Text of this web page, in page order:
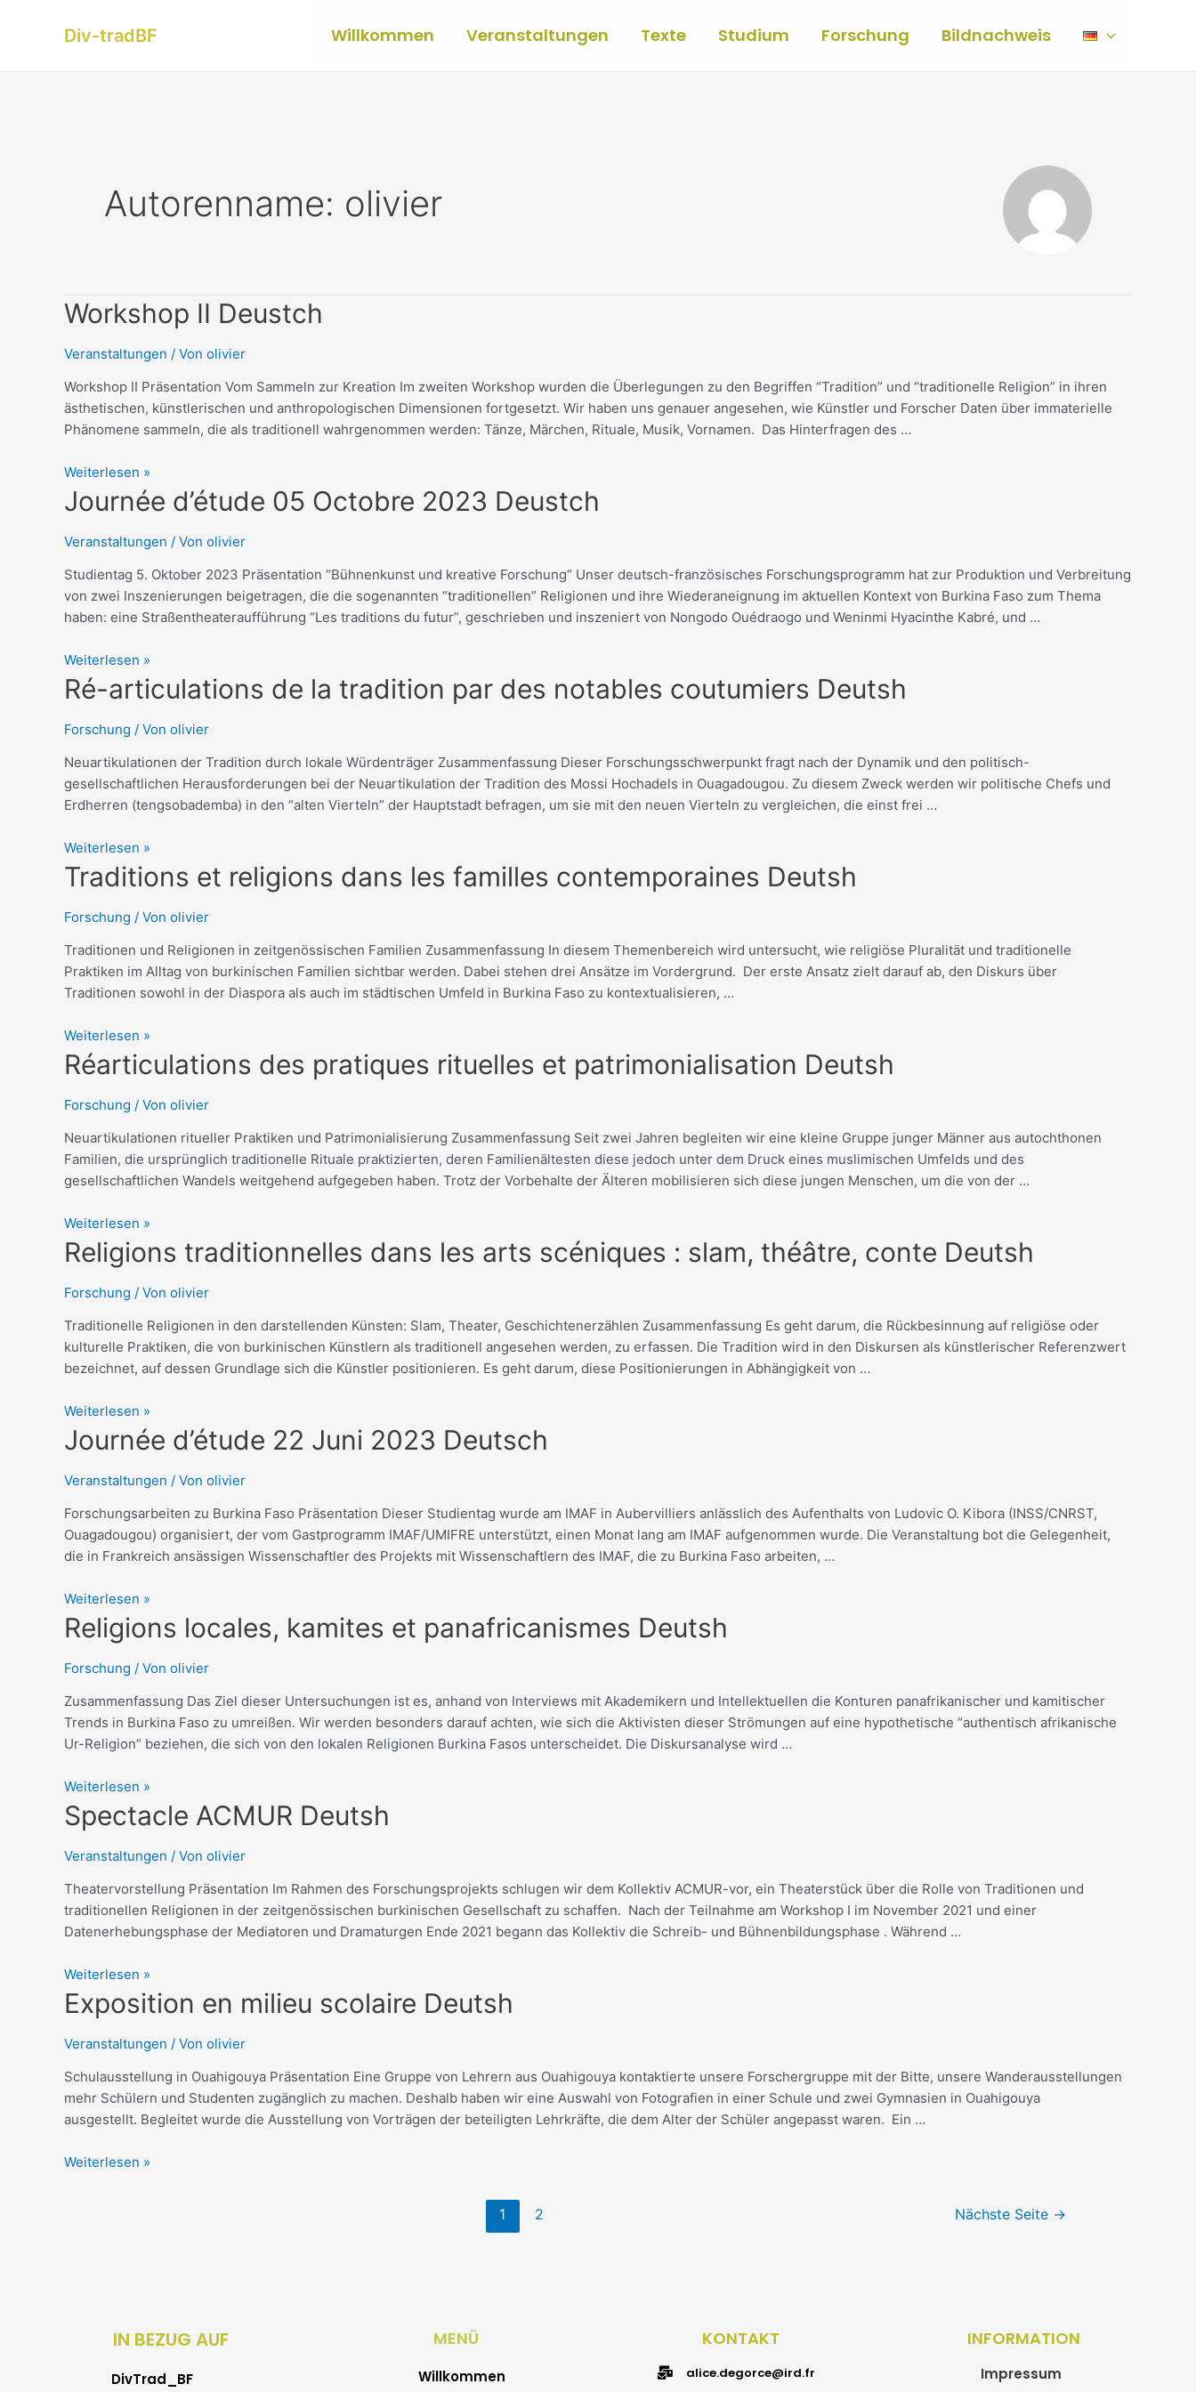
Div-tradBF Willkommen Veranstaltungen Texte Studium Forschung Bildnachweis
Autorenname: olivier
Workshop II Deustch
Veranstaltungen / Von olivier
Workshop II Präsentation Vom Sammeln zur Kreation Im zweiten Workshop wurden die Überlegungen zu den Begriffen “Tradition” und “traditionelle Religion” in ihren
ästhetischen, künstlerischen und anthropologischen Dimensionen fortgesetzt. Wir haben uns genauer angesehen, wie Künstler und Forscher Daten über immaterielle
Phänomene sammeln, die als traditionell wahrgenommen werden: Tänze, Märchen, Rituale, Musik, Vornamen. Das Hinterfragen des …
Workshop
II
Deustch
Weiterlesen »
Journée d’étude 05 Octobre 2023 Deustch
Veranstaltungen / Von olivier
Studientag 5. Oktober 2023 Präsentation “Bühnenkunst und kreative Forschung“ Unser deutsch-französisches Forschungsprogramm hat zur Produktion und Verbreitung
von zwei Inszenierungen beigetragen, die die sogenannten “traditionellen” Religionen und ihre Wiederaneignung im aktuellen Kontext von Burkina Faso zum Thema
haben: eine Straßentheateraufführung “Les traditions du futur”, geschrieben und inszeniert von Nongodo Ouédraogo und Weninmi Hyacinthe Kabré, und …
Journée
d’étude
05
2023
Deustch
Weiterlesen »
Ré-articulations de la tradition par des notables coutumiers Deutsh
Forschung / Von olivier
Neuartikulationen der Tradition durch lokale Würdenträger Zusammenfassung Dieser Forschungsschwerpunkt fragt nach der Dynamik und den politisch-
gesellschaftlichen Herausforderungen bei der Neuartikulation der Tradition des Mossi Hochadels in Ouagadougou. Zu diesem Zweck werden wir politische Chefs und
Erdherren (tengsobademba) in den “alten Vierteln” der Hauptstadt befragen, um sie mit den neuen Vierteln zu vergleichen, die einst frei …
Ré-
articulations
de
tradition
par
des
coutumiers
Deutsh
Weiterlesen »
Traditions et religions dans les familles contemporaines Deutsh
Forschung / Von olivier
Traditionen und Religionen in zeitgenössischen Familien Zusammenfassung In diesem Themenbereich wird untersucht, wie religiöse Pluralität und traditionelle
Praktiken im Alltag von burkinischen Familien sichtbar werden. Dabei stehen drei Ansätze im Vordergrund. Der erste Ansatz zielt darauf ab, den Diskurs über
Traditionen sowohl in der Diaspora als auch im städtischen Umfeld in Burkina Faso zu kontextualisieren, …
Traditions
et
religions
les
familles
contemporaines
Weiterlesen »
Réarticulations des pratiques rituelles et patrimonialisation Deutsh
Forschung / Von olivier
Neuartikulationen ritueller Praktiken und Patrimonialisierung Zusammenfassung Seit zwei Jahren begleiten wir eine kleine Gruppe junger Männer aus autochthonen
Familien, die ursprünglich traditionelle Rituale praktizierten, deren Familienältesten diese jedoch unter dem Druck eines muslimischen Umfelds und des
gesellschaftlichen Wandels weitgehend aufgegeben haben. Trotz der Vorbehalte der Älteren mobilisieren sich diese jungen Menschen, um die von der …
Réarticulations
des
pratiques
et
patrimonialisation
Deutsh
Weiterlesen »
Religions traditionnelles dans les arts scéniques : slam, théâtre, conte Deutsh
Forschung / Von olivier
Traditionelle Religionen in den darstellenden Künsten: Slam, Theater, Geschichtenerzählen Zusammenfassung Es geht darum, die Rückbesinnung auf religiöse oder
kulturelle Praktiken, die von burkinischen Künstlern als traditionell angesehen werden, zu erfassen. Die Tradition wird in den Diskursen als künstlerischer Referenzwert
bezeichnet, auf dessen Grundlage sich die Künstler positionieren. Es geht darum, diese Positionierungen in Abhängigkeit von …
Religions
traditionnelles
dans
arts
scéniques
:
théâtre,
conte
Weiterlesen »
Journée d’étude 22 Juni 2023 Deutsch
Veranstaltungen / Von olivier
Forschungsarbeiten zu Burkina Faso Präsentation Dieser Studientag wurde am IMAF in Aubervilliers anlässlich des Aufenthalts von Ludovic O. Kibora (INSS/CNRST,
Ouagadougou) organisiert, der vom Gastprogramm IMAF/UMIFRE unterstützt, einen Monat lang am IMAF aufgenommen wurde. Die Veranstaltung bot die Gelegenheit,
die in Frankreich ansässigen Wissenschaftler des Projekts mit Wissenschaftlern des IMAF, die zu Burkina Faso arbeiten, …
Journée
d’étude
22
2023
Deutsch
Weiterlesen »
Religions locales, kamites et panafricanismes Deutsh
Forschung / Von olivier
Zusammenfassung Das Ziel dieser Untersuchungen ist es, anhand von Interviews mit Akademikern und Intellektuellen die Konturen panafrikanischer und kamitischer
Trends in Burkina Faso zu umreißen. Wir werden besonders darauf achten, wie sich die Aktivisten dieser Strömungen auf eine hypothetische “authentisch afrikanische
Ur-Religion” beziehen, die sich von den lokalen Religionen Burkina Fasos unterscheidet. Die Diskursanalyse wird …
Religions
locales,
kamites
panafricanismes
Deutsh
Weiterlesen »
Spectacle ACMUR Deutsh
Veranstaltungen / Von olivier
Theatervorstellung Präsentation Im Rahmen des Forschungsprojekts schlugen wir dem Kollektiv ACMUR-vor, ein Theaterstück über die Rolle von Traditionen und
traditionellen Religionen in der zeitgenössischen burkinischen Gesellschaft zu schaffen. Nach der Teilnahme am Workshop I im November 2021 und einer
Datenerhebungsphase der Mediatoren und Dramaturgen Ende 2021 begann das Kollektiv die Schreib- und Bühnenbildungsphase . Während …
Spectacle
ACMUR
Deutsh
Weiterlesen »
Exposition en milieu scolaire Deutsh
Veranstaltungen / Von olivier
Schulausstellung in Ouahigouya Präsentation Eine Gruppe von Lehrern aus Ouahigouya kontaktierte unsere Forschergruppe mit der Bitte, unsere Wanderausstellungen
mehr Schülern und Studenten zugänglich zu machen. Deshalb haben wir eine Auswahl von Fotografien in einer Schule und zwei Gymnasien in Ouahigouya
ausgestellt. Begleitet wurde die Ausstellung von Vorträgen der beteiligten Lehrkräfte, die dem Alter der Schüler angepasst waren. Ein …
Exposition
en
milieu
Deutsh
Weiterlesen »
1 2 Nächste Seite →
IN BEZUG AUF
DivTrad_BF
MENÜ
Willkommen
KONTAKT
alice.degorce@ird.fr
INFORMATION
Impressum